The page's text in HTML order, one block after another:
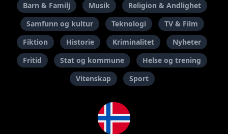
Barn & Familj
Musik
Religion & Andlighet
Samfunn og kultur
Teknologi
TV & Film
Fiktion
Historie Kriminalitet
Nyheter
Fritid
Stat og kommune
Helse og trening
Vitenskap
Sport